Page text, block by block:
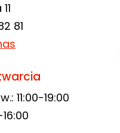
81
11:00-19:00